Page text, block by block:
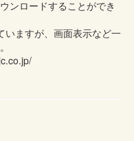
ンロードすることができ
いますが、画面表示など一